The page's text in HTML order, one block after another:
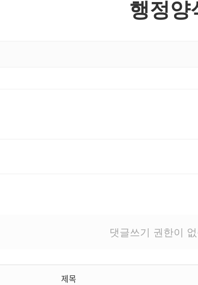
행정양
댓글쓰기 권한이
제목